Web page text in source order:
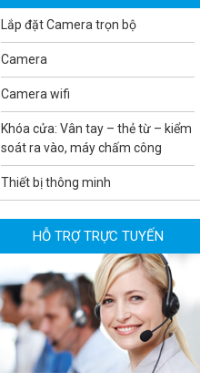
Lắp đặt Camera trọn bộ
Camera
Camera wifi
Khóa cửa: Vân tay – thẻ từ – kiểm
soát ra vào, máy chấm công
Thiết bị thông minh
HỖ TRỢ TRỰC TUYẾN
Camera WiFi EZVIZ H8C 2K 4MP
tích hợp Ai thông minh
1.939.000 đ 1.080.000 đ
MUA NGAY
Camera WiFi quay quét ngoài trời
EZVIZ H8 Pro 3K
2.060.000 đ 1.469.000 đ